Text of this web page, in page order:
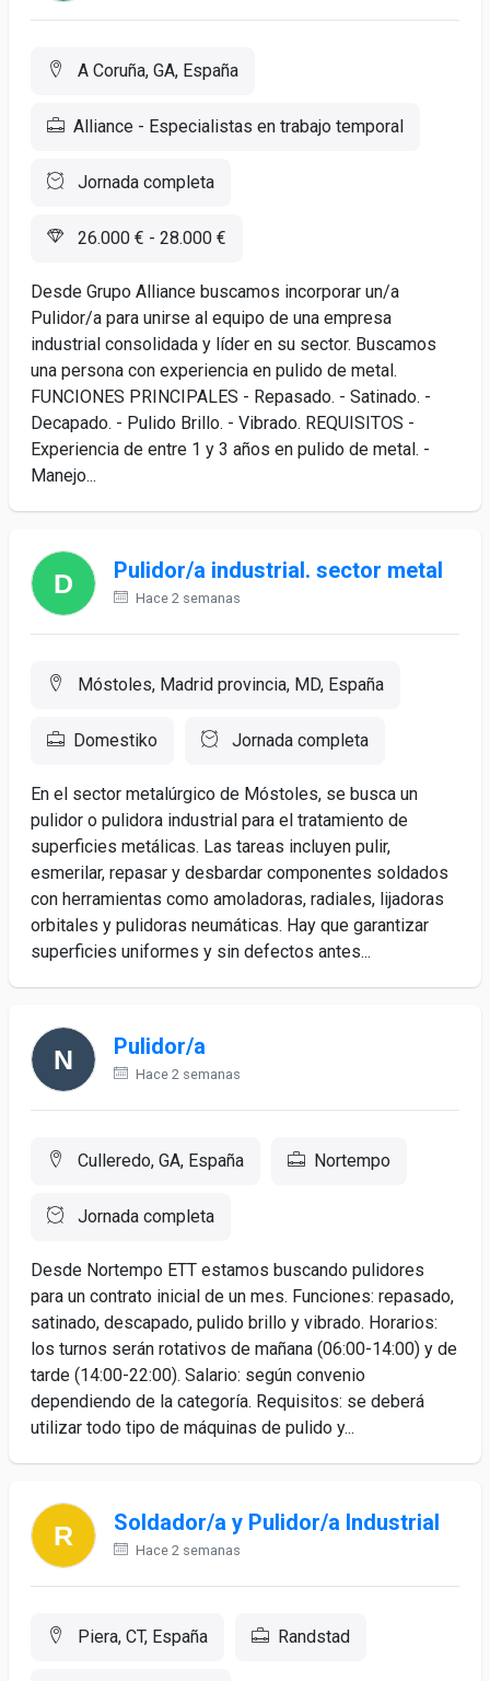
A Coruña, GA, España
Alliance - Especialistas en trabajo temporal
Jornada completa
26.000 € - 28.000 €
Desde Grupo Alliance buscamos incorporar un/a
Pulidor/a para unirse al equipo de una empresa
industrial consolidada y líder en su sector. Buscamos
una persona con experiencia en pulido de metal.
FUNCIONES PRINCIPALES - Repasado. - Satinado. -
Decapado. - Pulido Brillo. - Vibrado. REQUISITOS -
Experiencia de entre 1 y 3 años en pulido de metal. -
Manejo...
Pulidor/a industrial. sector metal
Hace 2 semanas
Móstoles, Madrid provincia, MD, España
Domestiko Jornada completa
En el sector metalúrgico de Móstoles, se busca un
pulidor o pulidora industrial para el tratamiento de
superficies metálicas. Las tareas incluyen pulir,
esmerilar, repasar y desbardar componentes soldados
con herramientas como amoladoras, radiales, lijadoras
orbitales y pulidoras neumáticas. Hay que garantizar
superficies uniformes y sin defectos antes...
Pulidor/a
Hace 2 semanas
Culleredo, GA, España Nortempo
Jornada completa
Desde Nortempo ETT estamos buscando pulidores
para un contrato inicial de un mes. Funciones: repasado,
satinado, descapado, pulido brillo y vibrado. Horarios:
los turnos serán rotativos de mañana (06:00-14:00) y de
tarde (14:00-22:00). Salario: según convenio
dependiendo de la categoría. Requisitos: se deberá
utilizar todo tipo de máquinas de pulido y...
Soldador/a y Pulidor/a Industrial
Hace 2 semanas
Piera, CT, España Randstad